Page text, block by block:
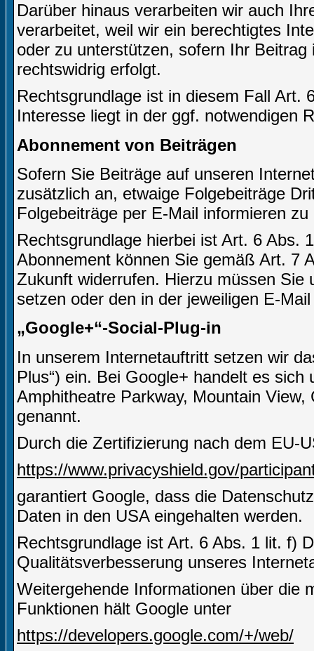
Darüber hinaus verarbeiten wir auch
verarbeitet, weil wir ein berechtigtes
oder zu unterstützen, sofern Ihr
rechtswidrig erfolgt.
Rechtsgrundlage ist in diesem Fall Art.
Interesse liegt in der ggf. notwendigen
Abonnement von Beiträgen
Sofern Sie Beiträge auf unseren
zusätzlich an, etwaige Folgebeiträge
Folgebeiträge per E-Mail informieren
Rechtsgrundlage hierbei ist Art. 6 Abs.
Abonnement können Sie gemäß Art. 7
Zukunft widerrufen. Hierzu müssen Sie
setzen oder den in der jeweiligen E-
„Google+“-Social-Plug-in
In unserem Internetauftritt setzen wir
Plus“) ein. Bei Google+ handelt es
Amphitheatre Parkway, Mountain View,
genannt.
Durch die Zertifizierung nach dem EU-
https://www.privacyshield.gov/
garantiert Google, dass die
Daten in den USA eingehalten werden.
Rechtsgrundlage ist Art. 6 Abs. 1 lit. f)
Qualitätsverbesserung unseres
Weitergehende Informationen über die
Funktionen hält Google unter
https://developers.google.com/+/web/